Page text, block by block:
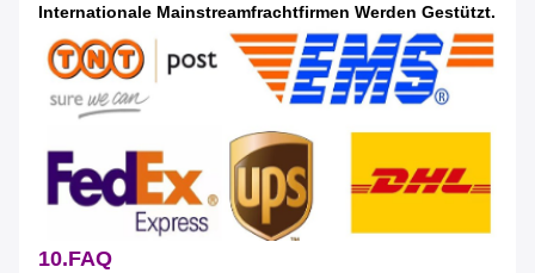
Internationale Mainstreamfrachtfirmen Werden Gestützt.
10.FAQ